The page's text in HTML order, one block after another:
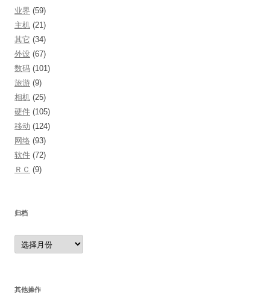
业界 (59)
主机 (21)
其它 (34)
外设 (67)
数码 (101)
旅游 (9)
相机 (25)
硬件 (105)
移动 (124)
网络 (93)
软件 (72)
ＲＣ (9)
归档
归
档
其他操作